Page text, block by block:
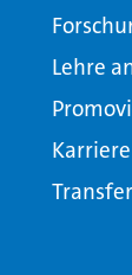
Lehre
Transfer